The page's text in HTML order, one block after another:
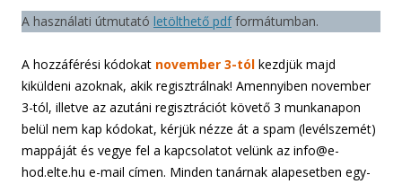
A használati útmutató letölthető pdfformátumban.
A hozzáférési kódokat november 3-tól kezdjük majd
kiküldeni azoknak, akik regisztrálnak! Amennyiben november
3-tól, illetve az azutáni regisztrációt követő 3 munkanapon
belül nem kap kódokat, kérjük nézze át a spam (levélszemét)
mappáját és vegye fel a kapcsolatot velünk az info@e-
hod.elte.hu e-mail címen. Minden tanárnak alapesetben egy-